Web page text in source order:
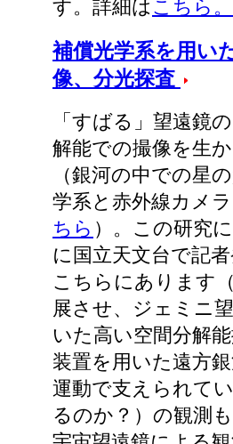
す。詳細は こちら。
補償光学系を用い
像、分光探査
「すばる」望遠鏡
解能での撮像を生
（銀河の中での星
学系と赤外線カメ
ちら ）。この研究
に国立天文台で記
こちらにあります
展させ、ジェミニ
いた高い空間分解
装置を用いた遠方
運動で支えられて
るのか？）の観測